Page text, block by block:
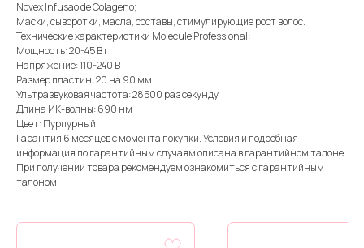
Novex Infusao de Colageno;
Маски, сыворотки, масла, составы, стимулирующие рост волос.
Технические характеристики Molecule Professional:
Мощность: 20-45 Вт
Напряжение: 110-240 В
Размер пластин: 20 на 90 мм
Ультразвуковая частота: 28500 раз секунду
Длина ИК-волны: 690 нм
Цвет: Пурпурный
Гарантия 6 месяцев с момента покупки. Условия и подробная
информация по гарантийным случаям описана в гарантийном талоне.
При получении товара рекомендуем ознакомиться с гарантийным
талоном.